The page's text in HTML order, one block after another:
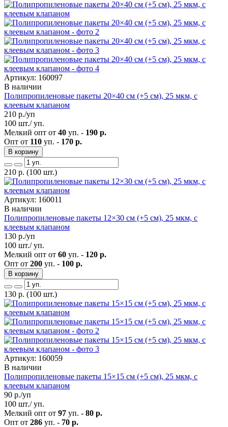
Артикул: 160097
В наличии
Полипропиленовые пакеты 20×40 см (+5 см), 25 мкм, с
клеевым клапаном
210 р./уп
100 шт./ уп.
Мелкий опт от 40 уп. - 190 р.
Опт от 110 уп. - 170 р.
В корзину
210 р. (100 шт.)
Артикул: 160011
В наличии
Полипропиленовые пакеты 12×30 см (+5 см), 25 мкм, с
клеевым клапаном
130 р./уп
100 шт./ уп.
Мелкий опт от 60 уп. - 120 р.
Опт от 200 уп. - 100 р.
В корзину
130 р. (100 шт.)
Артикул: 160059
В наличии
Полипропиленовые пакеты 15×15 см (+5 см), 25 мкм, с
клеевым клапаном
90 р./уп
100 шт./ уп.
Мелкий опт от 97 уп. - 80 р.
Опт от 286 уп. - 70 р.